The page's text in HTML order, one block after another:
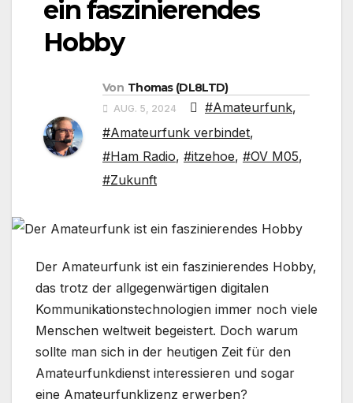
ein faszinierendes
Hobby
Von Thomas (DL8LTD)
AUG. 5, 2024 #Amateurfunk,
#Amateurfunk verbindet,
#Ham Radio, #itzehoe, #OV M05,
#Zukunft
Der Amateurfunk ist ein faszinierendes Hobby,
das trotz der allgegenwärtigen digitalen
Kommunikationstechnologien immer noch viele
Menschen weltweit begeistert. Doch warum
sollte man sich in der heutigen Zeit für den
Amateurfunkdienst interessieren und sogar
eine Amateurfunklizenz erwerben?